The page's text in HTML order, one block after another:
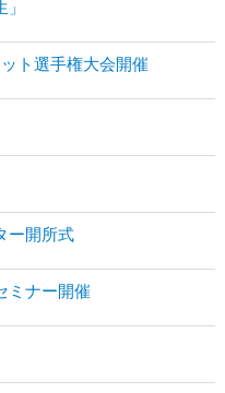
ト選手権大会開催
ー開所式
ミナー開催